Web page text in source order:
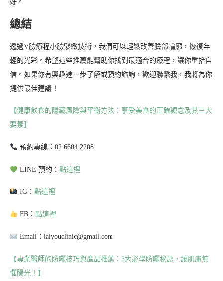
好。
總結
透過V臉療程小臉緊緻技術，我們可以輕鬆改善臉部輪廓，恢復年
輕的光彩。希望這些推薦能幫助你找到最適合的療程，讓你重拾自
信。如果你有興趣進一步了解或預約諮詢，歡迎聯繫我，我將為你
提供最佳建議！
【健康飲食的隱藏風險與平衡方法：享受美食的正確觀念及其三大
要素】
預約專線：02 6604 2208
LINE 預約： 點這裡
IG： 點這裡
FB： 點這裡
Email：laiyouclinic@gmail.com
【專業醫師的防曬技巧與產品推薦：3大必學防曬秘訣，讓肌膚無
懼陽光！】